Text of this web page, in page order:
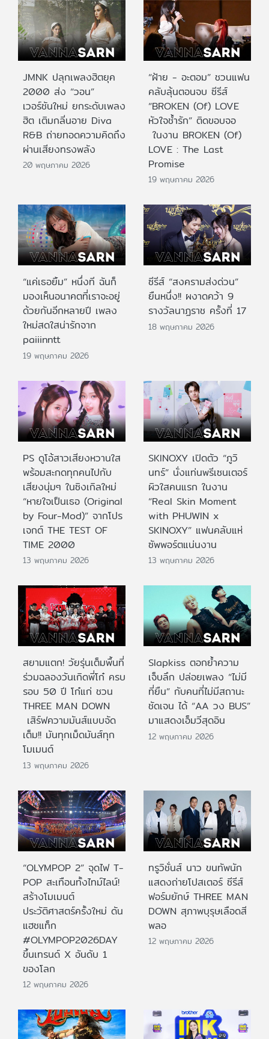
JMNK ปลุกเพลงฮิตยุค
2000 ส่ง “วอน”
เวอร์ชันใหม่ ยกระดับเพลง
ฮิต เติมกลิ่นอาย Diva
R&B ถ่ายทอดความคิดถึง
ผ่านเสียงทรงพลัง
20 พฤษภาคม 2026
“ฝ้าย - อะตอม” ชวนแฟน
คลับลุ้นตอนจบ ซีรีส์
“BROKEN (Of) LOVE
หัวใจช้ำรัก” ติดขอบจอ
ในงาน BROKEN (Of)
LOVE : The Last
Promise
19 พฤษภาคม 2026
“แค่เธอยิ้ม” หนึ่งที ฉันก็
มองเห็นอนาคตที่เราจะอยู่
ด้วยกันอีกหลายปี เพลง
ใหม่สดใสน่ารักจาก
paiiinntt
19 พฤษภาคม 2026
ซีรีส์ “สงครามส่งด่วน”
ยืนหนึ่ง!! ผงาดคว้า 9
รางวัลนาฏราช ครั้งที่ 17
18 พฤษภาคม 2026
PS ดูโอ้สาวเสียงหวานใส
พร้อมสะกดทุกคนไปกับ
เสียงนุ่มๆ ในซิงเกิลใหม่
“หายใจเป็นเธอ (Original
by Four-Mod)” จากโปร
เจกต์ THE TEST OF
TIME 2000
13 พฤษภาคม 2026
SKINOXY เปิดตัว “ภูวิ
นทร์” นั่งแท่นพรีเซนเตอร์
ผิวใสคนแรก ในงาน
“Real Skin Moment
with PHUWIN x
SKINOXY” แฟนคลับแห่
ซัพพอร์ตแน่นงาน
13 พฤษภาคม 2026
สยามแตก! วัยรุ่นเต็มพื้นที่
ร่วมฉลองวันเกิดพี่โก๋ ครบ
รอบ 50 ปี โก๋แก่ ชวน
THREE MAN DOWN
เสิร์ฟความมันส์แบบจัด
เต็ม!! มันทุกเม็ดมันส์ทุก
โมเมนต์
13 พฤษภาคม 2026
Slapkiss ตอกย้ำความ
เจ็บลึก ปล่อยเพลง “ไม่มี
ที่ยืน” กับคนที่ไม่มีสถานะ
ชัดเจน ได้ “AA วง BUS”
มาแสดงเอ็มวีสุดอิน
12 พฤษภาคม 2026
“OLYMPOP 2” จุดไฟ T-
POP สะเทือนทั้งไทม์ไลน์!
สร้างโมเมนต์
ประวัติศาสตร์ครั้งใหม่ ดัน
แฮชแท็ก
#OLYMPOP2026DAY
ขึ้นเทรนด์ X อันดับ 1
ของโลก
12 พฤษภาคม 2026
ทรูวิชั่นส์ นาว ขนทัพนัก
แสดงถ่ายโปสเตอร์ ซีรีส์
ฟอร์มยักษ์ THREE MAN
DOWN สุภาพบุรุษเลือดสี
พลอ
12 พฤษภาคม 2026